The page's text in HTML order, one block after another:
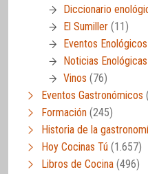
Diccionario
El Sumiller (11)
Eventos Enológicos
Noticias Enológicas
Vinos (76)
Eventos Gastronómicos
Formación (245)
Historia de la
Hoy Cocinas Tú (1.657)
Libros de Cocina (496)